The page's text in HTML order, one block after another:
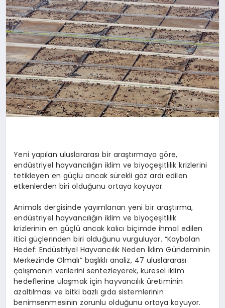
TEKNOLOJI
YAŞAM
MALATYA HABERLERI
Yeni yapılan uluslararası bir araştırmaya göre,
endüstriyel hayvancılığın iklim ve biyoçeşitlilik krizlerini
tetikleyen en güçlü ancak sürekli göz ardı edilen
etkenlerden biri olduğunu ortaya koyuyor.
Animals dergisinde yayımlanan yeni bir araştırma,
endüstriyel hayvancılığın iklim ve biyoçeşitlilik
krizlerinin en güçlü ancak kalıcı biçimde ihmal edilen
itici güçlerinden biri olduğunu vurguluyor. “Kaybolan
Hedef: Endüstriyel Hayvancılık Neden İklim Gündeminin
Merkezinde Olmalı” başlıklı analiz, 47 uluslararası
çalışmanın verilerini sentezleyerek, küresel iklim
hedeflerine ulaşmak için hayvancılık üretiminin
azaltılması ve bitki bazlı gıda sistemlerinin
benimsenmesinin zorunlu olduğunu ortaya koyuyor.